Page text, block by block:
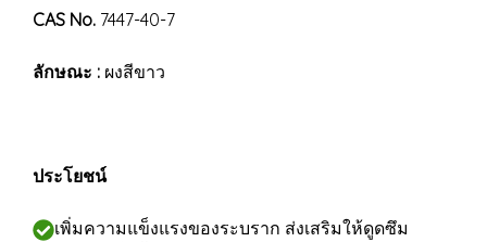
CAS No. 7447-40-7
ลักษณะ : ผงสีขาว
ประโยชน์
เพิ่มความแข็งแรงของระบราก ส่งเสริมให้ดูดซึม